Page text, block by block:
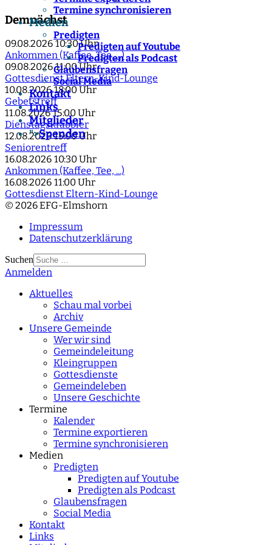
Termine synchronisieren
Medien
Predigten
Predigten auf Youtube
Predigten als Podcast
Glaubensfragen
Social Media
Kontakt
Links
Mitglieder
">Spenden
Demnächst
09.08.2026 10:30 Uhr
Ankommen (Kaffee, Tee, ...)
09.08.2026 11:00 Uhr
Gottesdienst Eltern-Kind-Lounge
10.08.2026 18:00 Uhr
Gebetstreff
11.08.2026 15:00 Uhr
Dienstagskrabbler
12.08.2026 15:00 Uhr
Seniorentreff
16.08.2026 10:30 Uhr
Ankommen (Kaffee, Tee, ...)
16.08.2026 11:00 Uhr
Gottesdienst Eltern-Kind-Lounge
© 2026 EFG-Elmshorn
Impressum
Datenschutzerklärung
Suchen
Type 2 or more
Anmelden
Aktuelles
Schau mal vorbei
Archiv
Unsere Gemeinde
Wer wir sind
Gemeindeleitung
Kleingruppen
Gottesdienste
Gemeindeleben
Unsere Geschichte
Termine
Kalender
Termine exportieren
Termine synchronisieren
Medien
Predigten
Predigten auf Youtube
Predigten als Podcast
Glaubensfragen
Social Media
Kontakt
Links